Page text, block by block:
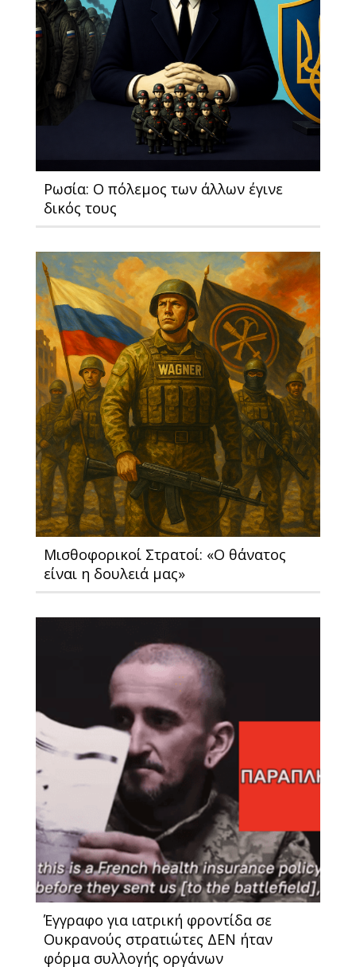
Ρωσία: Ο πόλεμος των άλλων έγινε
δικός τους
Μισθοφορικοί Στρατοί: «O θάνατος
είναι η δουλειά μας»
Έγγραφο για ιατρική φροντίδα σε
Ουκρανούς στρατιώτες ΔΕΝ ήταν
φόρμα συλλογής οργάνων